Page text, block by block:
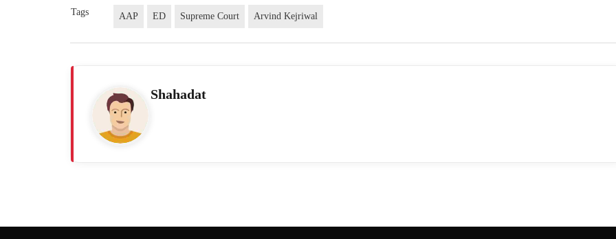
Tags AAP ED Supreme Court Arvind Kejriwal
Shahadat